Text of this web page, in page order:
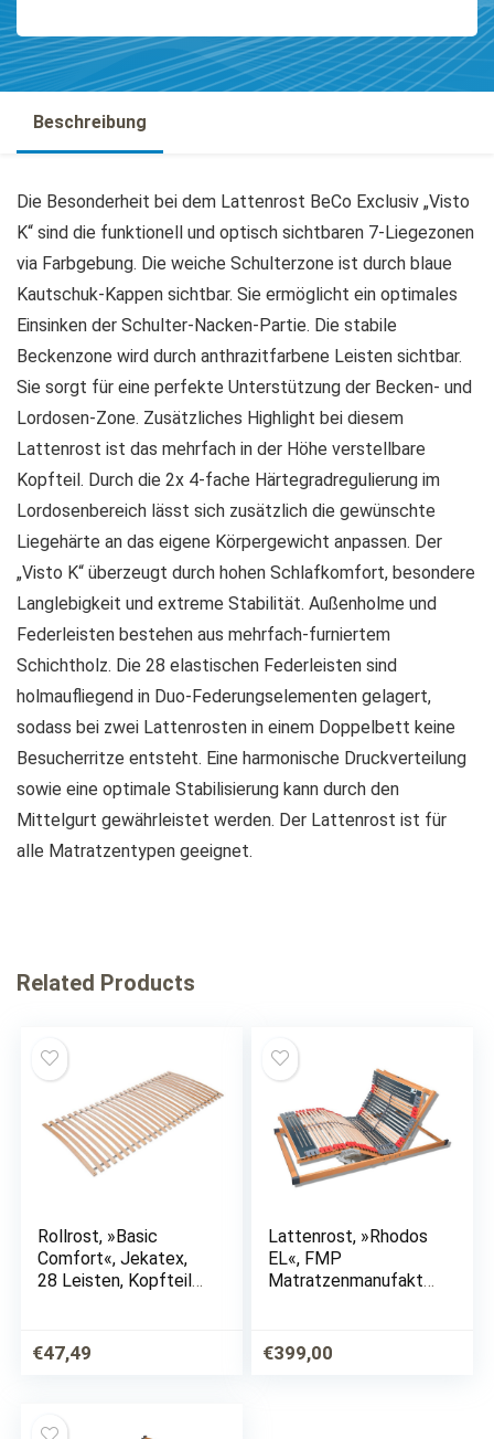
Beschreibung
Die Besonderheit bei dem Lattenrost BeCo Exclusiv „Visto
K“ sind die funktionell und optisch sichtbaren 7-Liegezonen
via Farbgebung. Die weiche Schulterzone ist durch blaue
Kautschuk-Kappen sichtbar. Sie ermöglicht ein optimales
Einsinken der Schulter-Nacken-Partie. Die stabile
Beckenzone wird durch anthrazitfarbene Leisten sichtbar.
Sie sorgt für eine perfekte Unterstützung der Becken- und
Lordosen-Zone. Zusätzliches Highlight bei diesem
Lattenrost ist das mehrfach in der Höhe verstellbare
Kopfteil. Durch die 2x 4-fache Härtegradregulierung im
Lordosenbereich lässt sich zusätzlich die gewünschte
Liegehärte an das eigene Körpergewicht anpassen. Der
„Visto K“ überzeugt durch hohen Schlafkomfort, besondere
Langlebigkeit und extreme Stabilität. Außenholme und
Federleisten bestehen aus mehrfach-furniertem
Schichtholz. Die 28 elastischen Federleisten sind
holmaufliegend in Duo-Federungselementen gelagert,
sodass bei zwei Lattenrosten in einem Doppelbett keine
Besucherritze entsteht. Eine harmonische Druckverteilung
sowie eine optimale Stabilisierung kann durch den
Mittelgurt gewährleistet werden. Der Lattenrost ist für
alle Matratzentypen geeignet.
Related Products
Rollrost, »Basic
Comfort«, Jekatex,
28 Leisten, Kopfteil
verstellbar, Belastbar
bis 150 kg
€47,49
Lattenrost, »Rhodos
EL«, FMP
Matratzenmanufaktur
Fußteil motorisch
verstellbar,
€399,00